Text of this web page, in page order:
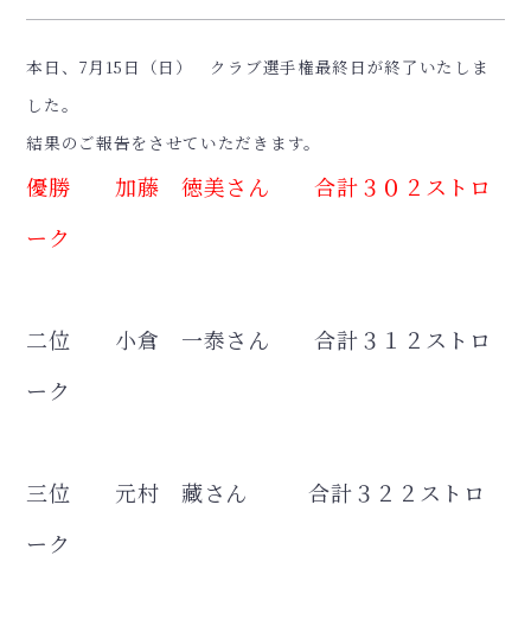
本日、7月15日（日） クラブ選手権最終日が終了いたしま
した。
結果のご報告をさせていただきます。
優勝 加藤 徳美さん 合計３０２ストロ
ーク
二位 小倉 一泰さん 合計３１２ストロ
ーク
三位 元村 藏さん 合計３２２ストロ
ーク